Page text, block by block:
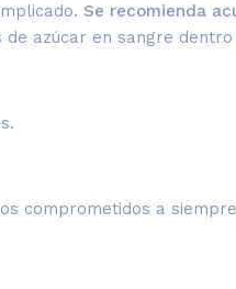
Se recomienda
azúcar en sangre
comprometidos a